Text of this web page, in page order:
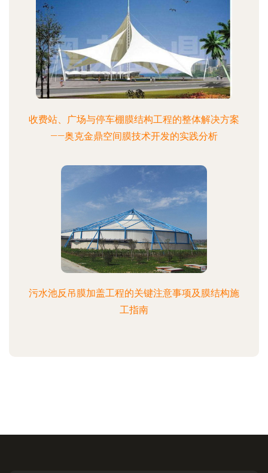
收费站、广场与停车棚膜结构工程的整体解决方案
——奥克金鼎空间膜技术开发的实践分析
污水池反吊膜加盖工程的关键注意事项及膜结构施
工指南